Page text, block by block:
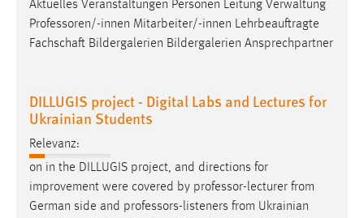
Aktuelles Veranstaltungen Personen Leitung Verwaltung
Professoren/-innen Mitarbeiter/-innen Lehrbeauftragte
Fachschaft Bildergalerien Bildergalerien Ansprechpartner
DILLUGIS project - Digital Labs and Lectures for
Ukrainian Students
Relevanz:
on in the DILLUGIS project, and directions for
improvement were covered by professor-lecturer from
German side and professors-listeners from Ukrainian